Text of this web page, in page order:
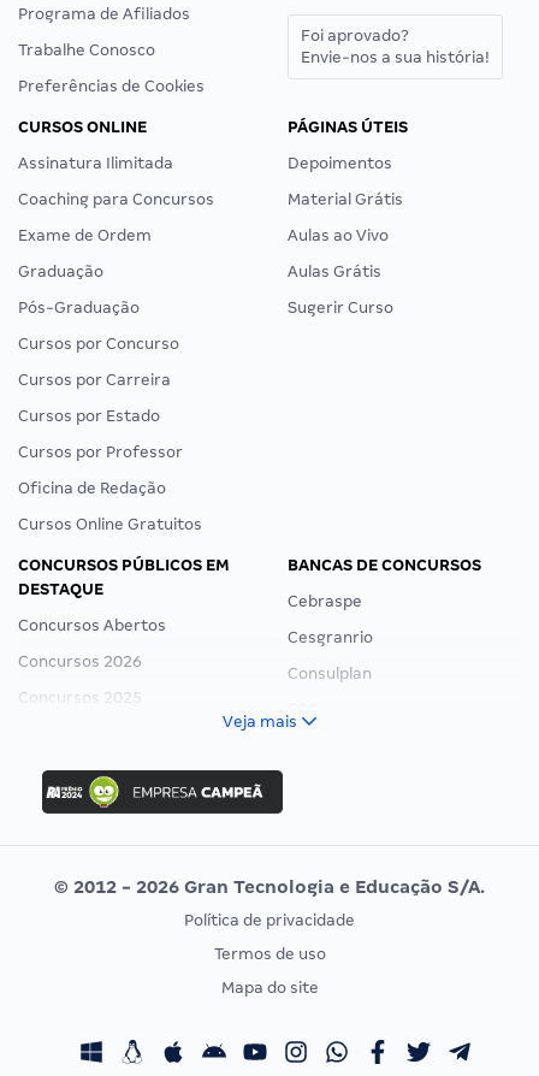
Programa de Afiliados
Trabalhe Conosco
Preferências de Cookies
Foi aprovado?
Envie-nos a sua história!
CURSOS ONLINE
Assinatura Ilimitada
Coaching para Concursos
Exame de Ordem
Graduação
Pós-Graduação
Cursos por Concurso
Cursos por Carreira
Cursos por Estado
Cursos por Professor
Oficina de Redação
Cursos Online Gratuitos
PÁGINAS ÚTEIS
Depoimentos
Material Grátis
Aulas ao Vivo
Aulas Grátis
Sugerir Curso
CONCURSOS PÚBLICOS EM
DESTAQUE
Concursos Abertos
Concursos 2026
Concursos 2025
Concurso Ibama
Concurso MPU
Editais publicados
BANCAS DE CONCURSOS
Cebraspe
Cesgranrio
Consulplan
Vunesp
CONCURSOS POR PROFISSÃO
Concursos Fiscais
EXAME DE ORDEM
Calendário OAB
Veja mais
© 2012 - 2026 Gran Tecnologia e Educação S/A.
Política de privacidade
Termos de uso
Mapa do site